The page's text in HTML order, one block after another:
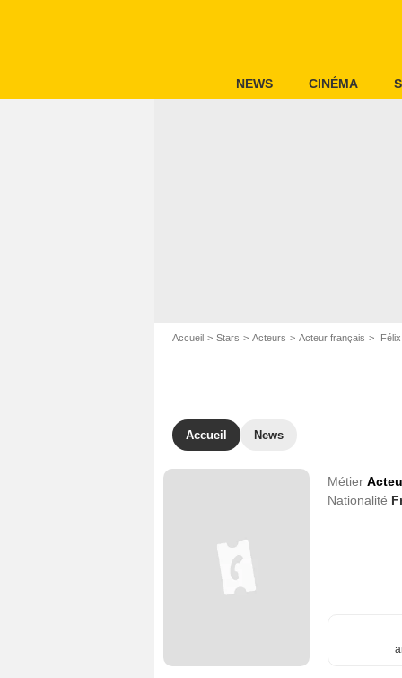
NEWS CINÉMA
Accueil Stars Acteurs Acteur français
Accueil News
Métier
Nationalité